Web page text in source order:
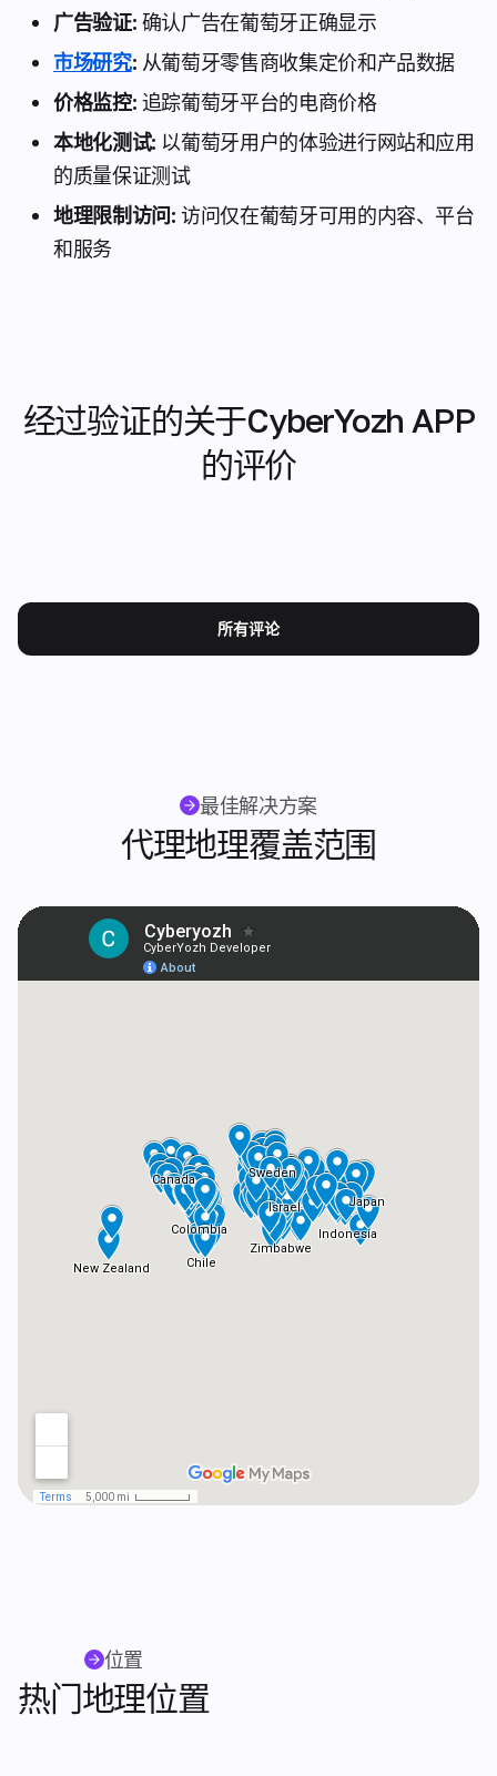
广告验证: 确认广告在葡萄牙正确显示
市场研究: 从葡萄牙零售商收集定价和产品数据
价格监控: 追踪葡萄牙平台的电商价格
本地化测试: 以葡萄牙用户的体验进行网站和应用
的质量保证测试
地理限制访问: 访问仅在葡萄牙可用的内容、平台
和服务
经过验证的关于CyberYozh APP
的评价
所有评论
最佳解决方案
代理地理覆盖范围
位置
热门地理位置